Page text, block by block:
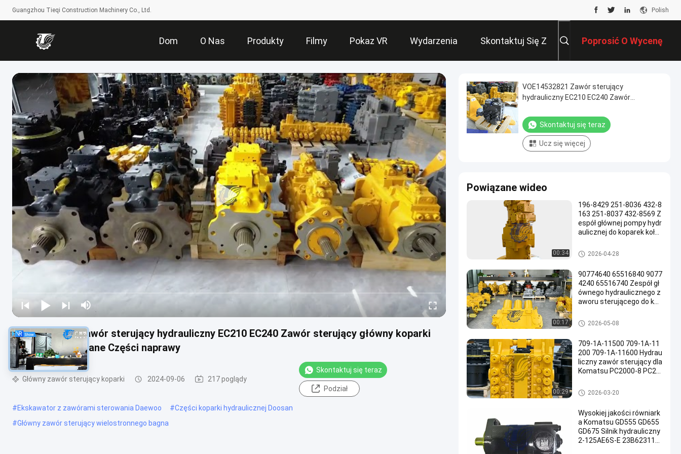
Guangzhou Tieqi Construction Machinery Co., Ltd. Polish
Dom O Nas Produkty Filmy Pokaz VR Wydarzenia Skontaktuj Się Z
Nami
Poprosić O Wycenę
VOE14532821 Zawór sterujący hydrauliczny EC210 EC240 Zawór sterujący główny koparki
Maszyny budowlane Części naprawy
Główny zawór sterujący koparki 2024-09-06 217 poglądy
Skontaktuj się teraz
Podział
#Ekskawator z zawórami sterowania Daewoo #Części koparki hydraulicznej Doosan
#Główny zawór sterujący wielostronnego bagna
VOE14532821 Zawór sterujący
hydrauliczny EC210 EC240 Zawór
budowlane Części naprawy
Skontaktuj się teraz
Ucz się więcej
Powiązane wideo
00:34
196-8429 251-8036 432-8
163 251-8037 432-8569 Z
espół głównej pompy hydr
aulicznej do koparek koło
okiej jakości części zamie
nne do dużych obciążeń
Pompa hydrauliczna koparki
2026-04-28
00:17
90774640 65516840 9077
4240 65516740 Zespół gł
ównego hydraulicznego z
aworu sterującego do kop
PC4000-6 Bardzo duże gó
rnicze części zamienne
Główny zawór sterujący kopar
ki
2026-05-08
00:29
709-1A-11500 709-1A-11
200 709-1A-11600 Hydrau
liczny zawór sterujący dla
Komatsu PC2000-8 PC20
Główny zawór sterujący kopar
ki
2026-03-20
Wysokiej jakości równiark
a Komatsu GD555 GD655
GD675 Silnik hydrauliczny
2-125AE6S-E 23B623110